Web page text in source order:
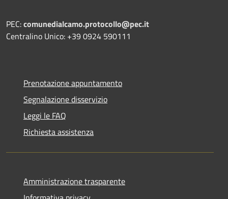
PEC:comunedialcamo.protocollo@pec.it
Centralino Unico: +39 0924 590111
Prenotazione appuntamento
Segnalazione disservizio
Leggi le FAQ
Richiesta assistenza
Amministrazione trasparente